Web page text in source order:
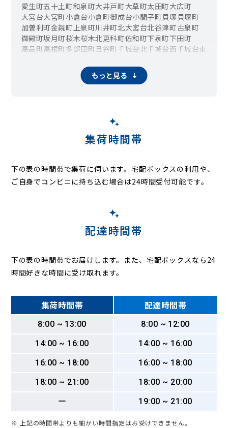
愛生町五十土町和泉町大井戸町大草町太田町大広町
大宮台大宮町小倉台小倉町御成台小間子町 貝塚 貝塚町
加曽利町金親町 上泉町川井町北大宮台北谷津町古泉町
御殿町坂月町桜木桜木北更科町佐和町下泉町下田町
高品町高根町多部田町 旦谷町千城台北千城台西千城台東
東寺山町みつわ台源町谷当町
もっと見る
集荷時間帯
下の表の時間帯で集荷に伺います。宅配ボックスの利用や、
ご自身でコンビニに持ち込む場合は24時間受付可能です。
配達時間帯
下の表の時間帯でお届けします。また、宅配ボックスなら24
時間好きな時間に受け取れます。
集荷時間帯 配達時間帯
8:00 ~ 13:00
8:00 ~ 12:00
14:00 ~ 16:00
14:00 ~ 16:00
16:00 ~ 18:00
16:00 ~ 18:00
18:00 ~ 21:00
18:00 ~ 20:00
ー
19:00 ~ 21:00
※ 上記の時間帯よりも細かい時間指定はお受けできません。